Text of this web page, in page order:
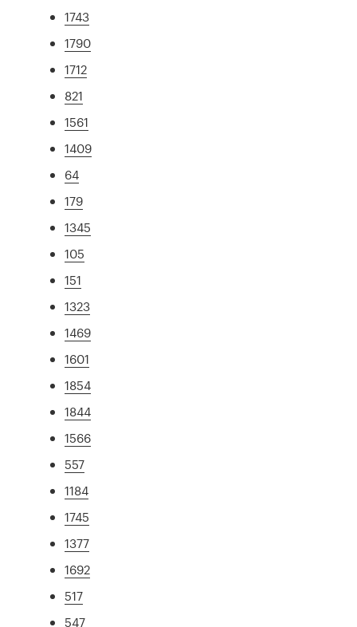
1743
1790
1712
821
1561
1409
64
179
1345
105
151
1323
1469
1601
1854
1844
1566
557
1184
1745
1377
1692
517
547